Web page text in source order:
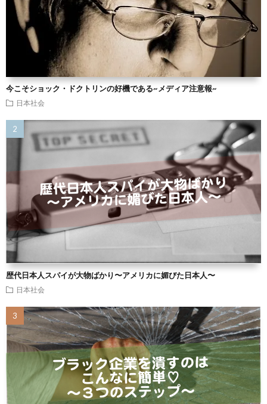
今こそショック・ドクトリンの好機である~メディア注意報~
日本社会
歴代日本人スパイが大物ばかり〜アメリカに媚びた日本人〜
日本社会